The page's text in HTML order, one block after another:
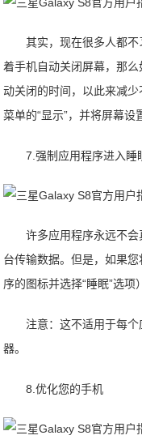
其实，现在很多人都
着手机自动关闭屏幕，那
动关闭的时间，以此来减
菜单的“显示”，并将屏幕设
7.强制应用程序进入睡
许多应用程序永远不
台传输数据。但是，如果
序的图标并选择“睡眠”选项
注意：这不适用于每
器。
8.优化您的手机